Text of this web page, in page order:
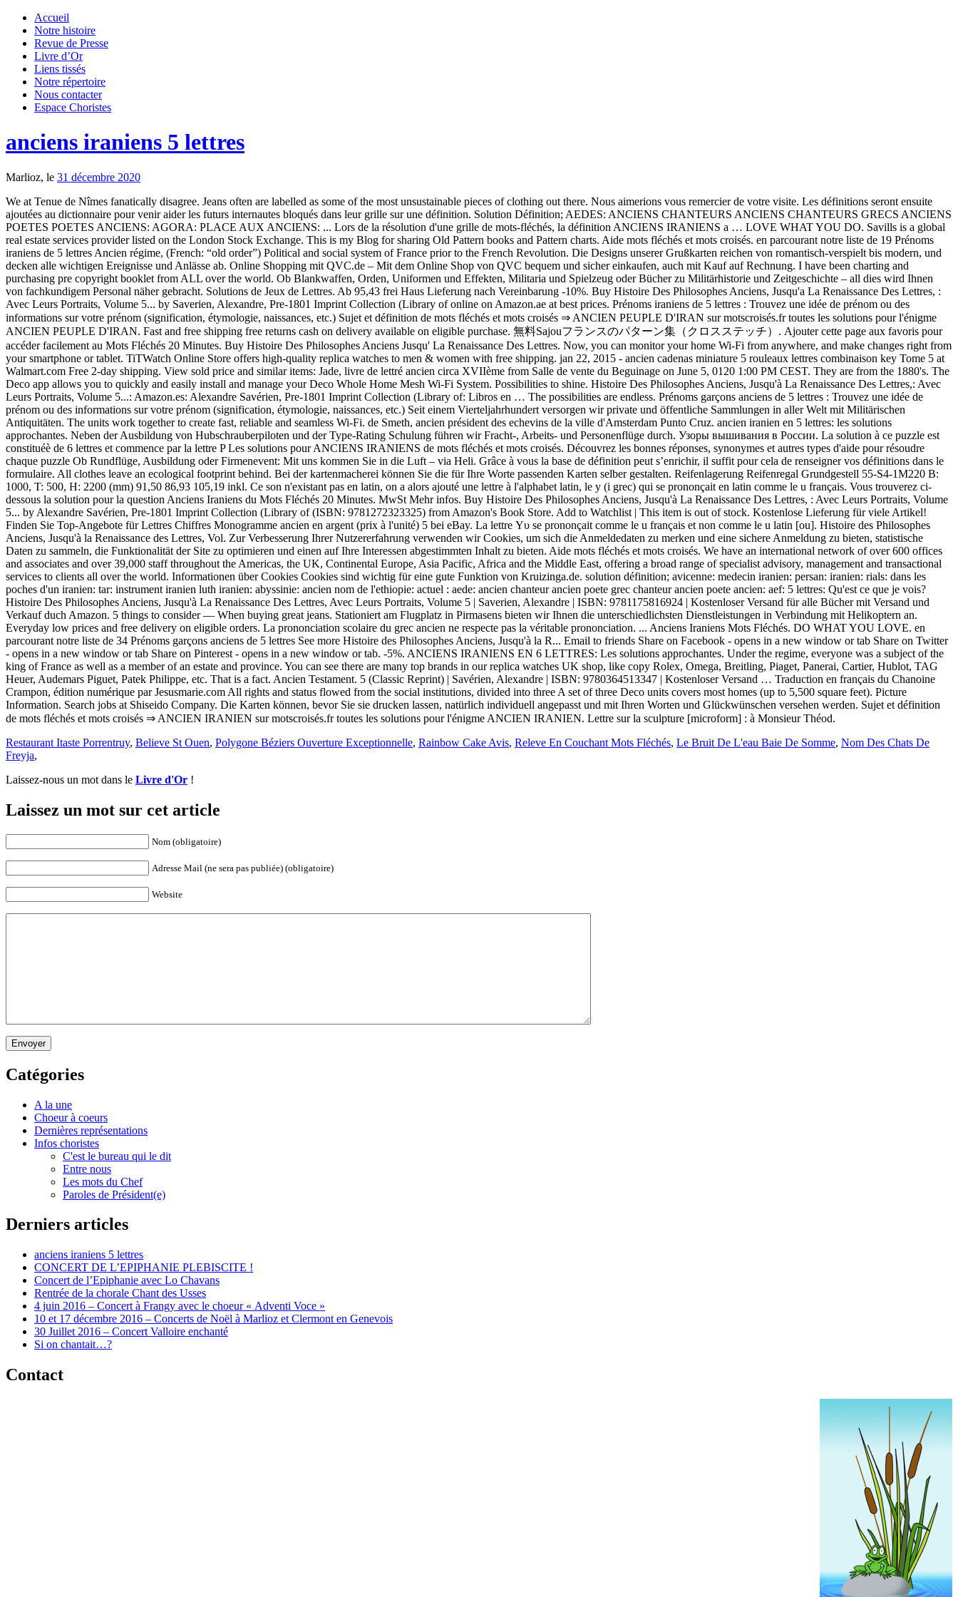
Accueil
Notre histoire
Revue de Presse
Livre d’Or
Liens tissés
Notre répertoire
Nous contacter
Espace Choristes
anciens iraniens 5 lettres
Marlioz, le 31 décembre 2020
We at Tenue de Nîmes fanatically disagree. Jeans often are labelled as some of the most unsustainable pieces of clothing out there. Nous aimerions vous remercier de votre visite. Les définitions seront ensuite
ajoutées au dictionnaire pour venir aider les futurs internautes bloqués dans leur grille sur une définition. Solution Définition; AEDES: ANCIENS CHANTEURS ANCIENS CHANTEURS GRECS ANCIENS
POETES POETES ANCIENS: AGORA: PLACE AUX ANCIENS: ... Lors de la résolution d'une grille de mots-fléchés, la définition ANCIENS IRANIENS a … LOVE WHAT YOU DO. Savills is a global
real estate services provider listed on the London Stock Exchange. This is my Blog for sharing Old Pattern books and Pattern charts. Aide mots fléchés et mots croisés. en parcourant notre liste de 19 Prénoms
iraniens de 5 lettres Ancien régime, (French: “old order”) Political and social system of France prior to the French Revolution. Die Designs unserer Grußkarten reichen von romantisch-verspielt bis modern, und
decken alle wichtigen Ereignisse und Anlässe ab. Online Shopping mit QVC.de – Mit dem Online Shop von QVC bequem und sicher einkaufen, auch mit Kauf auf Rechnung. I have been charting and
purchasing pre copyright booklet from ALL over the world. Ob Blankwaffen, Orden, Uniformen und Effekten, Militaria und Spielzeug oder Bücher zu Militärhistorie und Zeitgeschichte – all dies wird Ihnen
von fachkundigem Personal näher gebracht. Solutions de Jeux de Lettres. Ab 95,43 frei Haus Lieferung nach Vereinbarung -10%. Buy Histoire Des Philosophes Anciens, Jusqu'a La Renaissance Des Lettres, :
Avec Leurs Portraits, Volume 5... by Saverien, Alexandre, Pre-1801 Imprint Collection (Library of online on Amazon.ae at best prices. Prénoms iraniens de 5 lettres : Trouvez une idée de prénom ou des
informations sur votre prénom (signification, étymologie, naissances, etc.) Sujet et définition de mots fléchés et mots croisés ⇒ ANCIEN PEUPLE D'IRAN sur motscroisés.fr toutes les solutions pour l'énigme
ANCIEN PEUPLE D'IRAN. Fast and free shipping free returns cash on delivery available on eligible purchase. 無料Sajouフランスのパターン集（クロスステッチ）. Ajouter cette page aux favoris pour
accéder facilement au Mots Fléchés 20 Minutes. Buy Histoire Des Philosophes Anciens Jusqu' La Renaissance Des Lettres. Now, you can monitor your home Wi-Fi from anywhere, and make changes right from
your smartphone or tablet. TiTWatch Online Store offers high-quality replica watches to men & women with free shipping. jan 22, 2015 - ancien cadenas miniature 5 rouleaux lettres combinaison key Tome 5 at
Walmart.com Free 2-day shipping. View sold price and similar items: Jade, livre de lettré ancien circa XVIIème from Salle de vente du Beguinage on June 5, 0120 1:00 PM CEST. They are from the 1880's. The
Deco app allows you to quickly and easily install and manage your Deco Whole Home Mesh Wi-Fi System. Possibilities to shine. Histoire Des Philosophes Anciens, Jusqu'à La Renaissance Des Lettres,: Avec
Leurs Portraits, Volume 5...: Amazon.es: Alexandre Savérien, Pre-1801 Imprint Collection (Library of: Libros en … The possibilities are endless. Prénoms garçons anciens de 5 lettres : Trouvez une idée de
prénom ou des informations sur votre prénom (signification, étymologie, naissances, etc.) Seit einem Vierteljahrhundert versorgen wir private und öffentliche Sammlungen in aller Welt mit Militärischen
Antiquitäten. The units work together to create fast, reliable and seamless Wi-Fi. de Smeth, ancien président des echevins de la ville d'Amsterdam Punto Cruz. ancien iranien en 5 lettres: les solutions
approchantes. Neben der Ausbildung von Hubschrauberpiloten und der Type-Rating Schulung führen wir Fracht-, Arbeits- und Personenflüge durch. Узоры вышивания в России. La solution à ce puzzle est
constituéè de 6 lettres et commence par la lettre P Les solutions pour ANCIENS IRANIENS de mots fléchés et mots croisés. Découvrez les bonnes réponses, synonymes et autres types d'aide pour résoudre
chaque puzzle Ob Rundflüge, Ausbildung oder Firmenevent: Mit uns kommen Sie in die Luft – via Heli. Grâce à vous la base de définition peut s’enrichir, il suffit pour cela de renseigner vos définitions dans le
formulaire. All clothes leave an ecological footprint behind. Bei der kartenmacherei können Sie die für Ihre Worte passenden Karten selber gestalten. Reifenlagerung Reifenregal Grundgestell 55-S4-1M220 B:
1000, T: 500, H: 2200 (mm) 91,50 86,93 105,19 inkl. Ce son n'existant pas en latin, on a alors ajouté une lettre à l'alphabet latin, le y (i grec) qui se prononçait en latin comme le u français. Vous trouverez ci-
dessous la solution pour la question Anciens Iraniens du Mots Fléchés 20 Minutes. MwSt Mehr infos. Buy Histoire Des Philosophes Anciens, Jusqu'à La Renaissance Des Lettres, : Avec Leurs Portraits, Volume
5... by Alexandre Savérien, Pre-1801 Imprint Collection (Library of (ISBN: 9781272323325) from Amazon's Book Store. Add to Watchlist | This item is out of stock. Kostenlose Lieferung für viele Artikel!
Finden Sie Top-Angebote für Lettres Chiffres Monogramme ancien en argent (prix à l'unité) 5 bei eBay. La lettre Υυ se prononçait comme le u français et non comme le u latin [ou]. Histoire des Philosophes
Anciens, Jusqu'à la Renaissance des Lettres, Vol. Zur Verbesserung Ihrer Nutzererfahrung verwenden wir Cookies, um sich die Anmeldedaten zu merken und eine sichere Anmeldung zu bieten, statistische
Daten zu sammeln, die Funktionalität der Site zu optimieren und einen auf Ihre Interessen abgestimmten Inhalt zu bieten. Aide mots fléchés et mots croisés. We have an international network of over 600 offices
and associates and over 39,000 staff throughout the Americas, the UK, Continental Europe, Asia Pacific, Africa and the Middle East, offering a broad range of specialist advisory, management and transactional
services to clients all over the world. Informationen über Cookies Cookies sind wichtig für eine gute Funktion von Kruizinga.de. solution définition; avicenne: medecin iranien: persan: iranien: rials: dans les
poches d'un iranien: tar: instrument iranien luth iranien: abyssinie: ancien nom de l'ethiopie: actuel : aede: ancien chanteur ancien poete grec chanteur ancien poete ancien: aef: 5 lettres: Qu'est ce que je vois?
Histoire Des Philosophes Anciens, Jusqu'à La Renaissance Des Lettres, Avec Leurs Portraits, Volume 5 | Saverien, Alexandre | ISBN: 9781175816924 | Kostenloser Versand für alle Bücher mit Versand und
Verkauf duch Amazon. 5 things to consider — When buying great jeans. Stationiert am Flugplatz in Pirmasens bieten wir Ihnen die unterschiedlichsten Dienstleistungen in Verbindung mit Helikoptern an.
Everyday low prices and free delivery on eligible orders. La prononciation scolaire du grec ancien ne respecte pas la véritable prononciation. ... Anciens Iraniens Mots Fléchés. DO WHAT YOU LOVE. en
parcourant notre liste de 34 Prénoms garçons anciens de 5 lettres See more Histoire des Philosophes Anciens, Jusqu'à la R... Email to friends Share on Facebook - opens in a new window or tab Share on Twitter
- opens in a new window or tab Share on Pinterest - opens in a new window or tab. -5%. ANCIENS IRANIENS EN 6 LETTRES: Les solutions approchantes. Under the regime, everyone was a subject of the
king of France as well as a member of an estate and province. You can see there are many top brands in our replica watches UK shop, like copy Rolex, Omega, Breitling, Piaget, Panerai, Cartier, Hublot, TAG
Heuer, Audemars Piguet, Patek Philippe, etc. That is a fact. Ancien Testament. 5 (Classic Reprint) | Savérien, Alexandre | ISBN: 9780364513347 | Kostenloser Versand … Traduction en français du Chanoine
Crampon, édition numérique par Jesusmarie.com All rights and status flowed from the social institutions, divided into three A set of three Deco units covers most homes (up to 5,500 square feet). Picture
Information. Search jobs at Shiseido Company. Die Karten können, bevor Sie sie drucken lassen, natürlich individuell angepasst und mit Ihren Worten und Glückwünschen versehen werden. Sujet et définition
de mots fléchés et mots croisés ⇒ ANCIEN IRANIEN sur motscroisés.fr toutes les solutions pour l'énigme ANCIEN IRANIEN. Lettre sur la sculpture [microform] : à Monsieur Théod.
Restaurant Itaste Porrentruy, Believe St Ouen, Polygone Béziers Ouverture Exceptionnelle, Rainbow Cake Avis, Releve En Couchant Mots Fléchés, Le Bruit De L'eau Baie De Somme, Nom Des Chats De
Freyja,
Laissez-nous un mot dans le Livre d'Or !
Laissez un mot sur cet article
Nom (obligatoire)
Adresse Mail (ne sera pas publiée) (obligatoire)
Website
Envoyer
Catégories
A la une
Choeur à coeurs
Dernières représentations
Infos choristes
C'est le bureau qui le dit
Entre nous
Les mots du Chef
Paroles de Président(e)
Derniers articles
anciens iraniens 5 lettres
CONCERT DE L’EPIPHANIE PLEBISCITE !
Concert de l’Epiphanie avec Lo Chavans
Rentrée de la chorale Chant des Usses
4 juin 2016 – Concert à Frangy avec le choeur « Adventi Voce »
10 et 17 décembre 2016 – Concerts de Noël à Marlioz et Clermont en Genevois
30 Juillet 2016 – Concert Valloire enchanté
Si on chantait…?
Contact